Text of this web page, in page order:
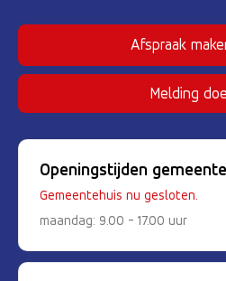
Afspraak(Deze
Melding
Openingstijden
Gemeentehuis nu gesloten.
maandag: 9.00 - 17.00 uur